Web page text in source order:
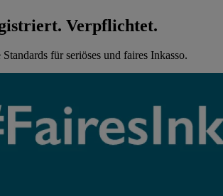
Verpflichtet.
für seriöses und faires Inkasso.